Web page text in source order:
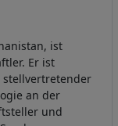
ist
Er ist
stellvertretender
an der
und